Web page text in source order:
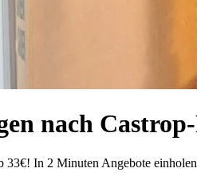
nach
In 2 Minuten Angebote